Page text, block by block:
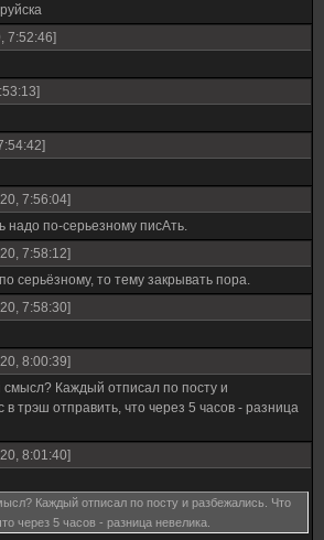
7:52:46]
7:56:04]
надо по-серьезному писАть.
7:58:12]
серьёзному, то тему закрывать пора.
7:58:30]
8:00:39]
смысл? Каждый отписал по посту и
в трэш отправить, что через 5 часов - разница
8:01:40]
Каждый отписал по посту и разбежались. Что
через 5 часов - разница невелика.